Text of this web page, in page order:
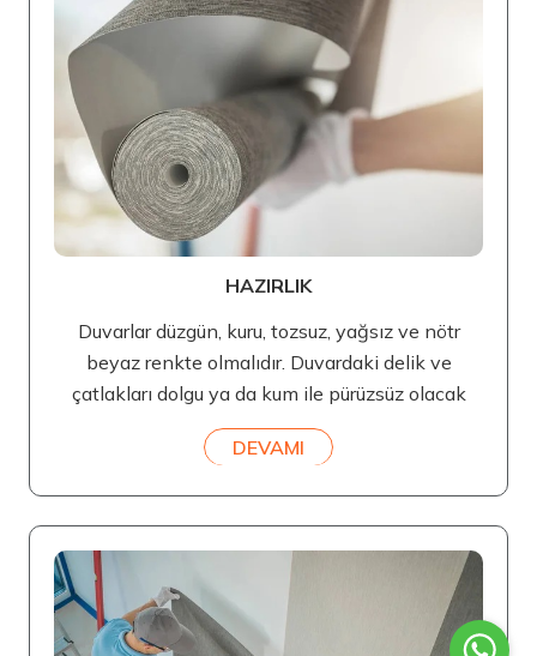
HAZIRLIK
Duvarlar düzgün, kuru, tozsuz, yağsız ve nötr
beyaz renkte olmalıdır. Duvardaki delik ve
çatlakları dolgu ya da kum ile pürüzsüz olacak
DEVAMI